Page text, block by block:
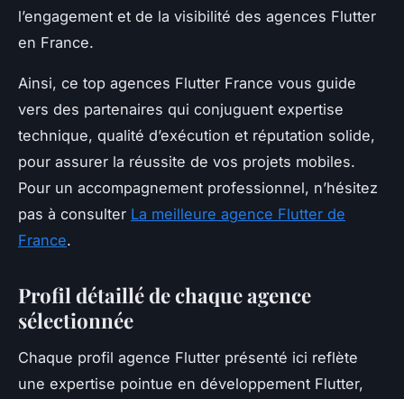
l’engagement et de la visibilité des agences Flutter
en France.
Ainsi, ce top agences Flutter France vous guide
vers des partenaires qui conjuguent expertise
technique, qualité d’exécution et réputation solide,
pour assurer la réussite de vos projets mobiles.
Pour un accompagnement professionnel, n’hésitez
pas à consulter La meilleure agence Flutter de
France.
Profil détaillé de chaque agence
sélectionnée
Chaque profil agence Flutter présenté ici reflète
une expertise pointue en développement Flutter,